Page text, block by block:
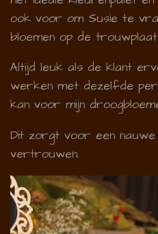
ook voor om Susie te
bloemen op de
Altijd leuk als de klant
werken met dezelfde
kan voor mijn
Dit zorgt voor een
vertrouwen.